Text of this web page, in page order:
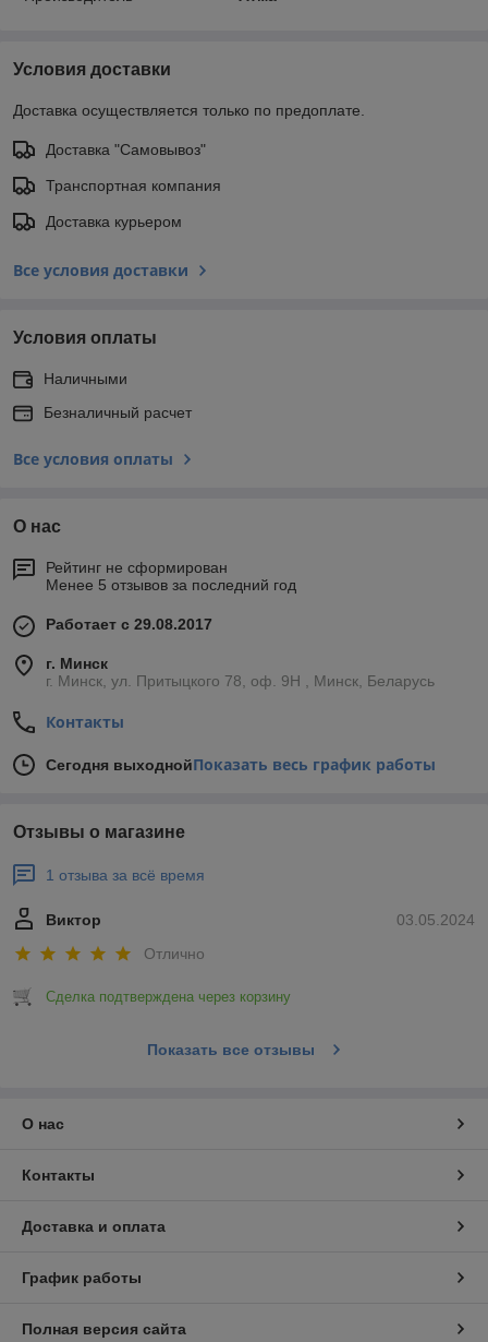
Условия доставки
Доставка осуществляется только по предоплате.
Доставка "Самовывоз"
Транспортная компания
Доставка курьером
Все условия доставки
Условия оплаты
Наличными
Безналичный расчет
Все условия оплаты
О нас
Рейтинг не сформирован
Менее 5 отзывов за последний год
Работает с 29.08.2017
г. Минск
г. Минск, ул. Притыцкого 78, оф. 9Н , Минск, Беларусь
Контакты
Сегодня выходнойПоказать весь график работы
Отзывы о магазине
1 отзыва за всё время
03.05.2024
Виктор
Отлично
Сделка подтверждена через корзину
Показать все отзывы
О нас
Контакты
Доставка и оплата
График работы
Полная версия сайта